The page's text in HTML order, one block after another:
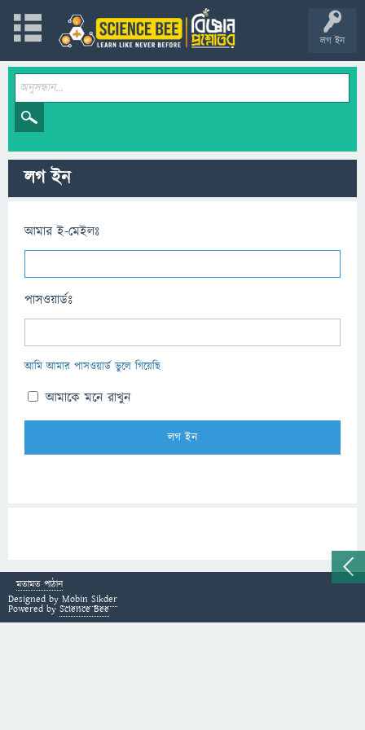
লগ ইন
লগ ইন
আমার ই-মেইলঃ
পাসওয়ার্ডঃ
আমি আমার পাসওয়ার্ড ভুলে গিয়েছি
আমাকে মনে রাখুন
মতামত পাঠান
Designed by Mobin Sikder
Powered by Science Bee